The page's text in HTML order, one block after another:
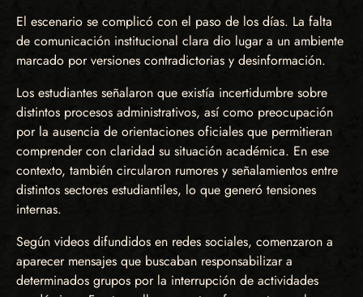
El escenario se complicó con el paso de los días. La falta
de comunicación institucional clara dio lugar a un ambiente
marcado por versiones contradictorias y desinformación.
Los estudiantes señalaron que existía incertidumbre sobre
distintos procesos administrativos, así como preocupación
por la ausencia de orientaciones oficiales que permitieran
comprender con claridad su situación académica. En ese
contexto, también circularon rumores y señalamientos entre
distintos sectores estudiantiles, lo que generó tensiones
internas.
Según videos difundidos en redes sociales, comenzaron a
aparecer mensajes que buscaban responsabilizar a
determinados grupos por la interrupción de actividades